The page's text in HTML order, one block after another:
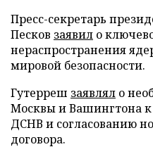
Пресс-секретарь
Песков заявил о
нераспространения
мировой безопасности.
Гутерреш заявлял о
Москвы и Вашингтона
ДСНВ и согласованию
договора.